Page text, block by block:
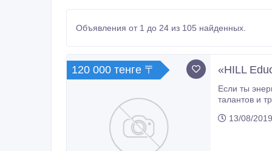
Объявления от 1 до 24 из 105 найденных.
120 000 тенге 〒 «HILL
Если ты энергичный, целеустремлённый, по-настоящему любишь свою
талантов и трудовых навыков, а также стремишься к
ПРОФИЛЬ ПРЕПОДАВАТЕЛЯ Навыки и требования: 
13/08/